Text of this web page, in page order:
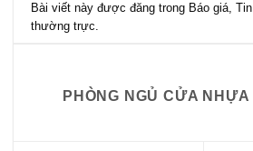
Bài viết này được đăng trong Báo giá,
thường trực.
PHÒNG NGỦ CỬA NHỰA